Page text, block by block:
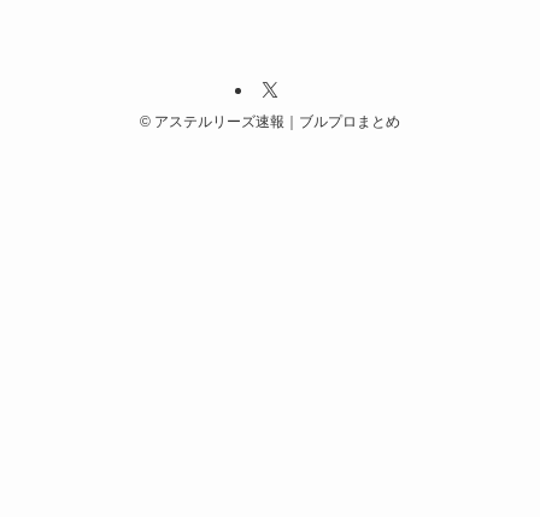
© アステルリーズ速報｜ブルプロまとめ